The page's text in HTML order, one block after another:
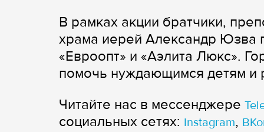
В рамках акции братчики,
храма иерей Александр Юзва
«Евроопт» и «Аэлита Люкс».
помочь нуждающимся детям и
Читайте нас в мессенджере
cоциальных сетях: Instagram,